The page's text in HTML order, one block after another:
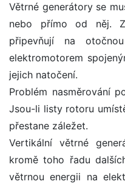
Větrné generátory se
nebo přímo od něj.
připevňují na
elektromotorem
jejich natočení.
Problém nasměrování
Jsou-li listy rotoru
přestane záležet.
Vertikální větrné
kromě toho řadu
větrnou energii na